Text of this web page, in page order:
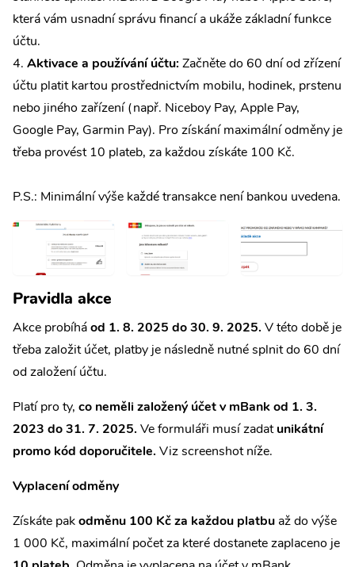
která vám usnadní správu financí a ukáže základní funkce
účtu.
Aktivace a používání účtu: Začněte do 60 dní od zřízení
účtu platit kartou prostřednictvím mobilu, hodinek, prstenu
nebo jiného zařízení (např. Niceboy Pay, Apple Pay,
Google Pay, Garmin Pay). Pro získání maximální odměny je
třeba provést 10 plateb, za každou získáte 100 Kč.
P.S.: Minimální výše každé transakce není bankou uvedena.
Pravidla akce
Akce probíháod 1. 8. 2025 do 30. 9. 2025. V této době je
třeba založit účet, platby je následně nutné splnit do 60 dní
od založení účtu.
Platí pro ty, co neměli založený účet v mBank od 1. 3.
2023 do 31. 7. 2025. Ve formuláři musí zadatunikátní
promo kód doporučitele. Viz screenshot níže.
Vyplacení odměny
Získáte pakodměnu 100 Kč za každou platbu až do výše
1 000 Kč, maximální počet za které dostanete zaplaceno je